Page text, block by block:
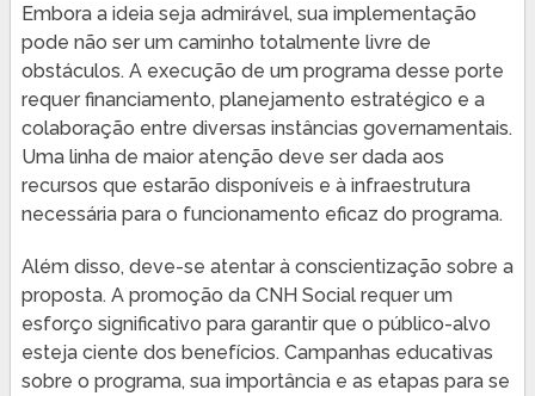
Embora a ideia seja admirável, sua implementação
pode não ser um caminho totalmente livre de
obstáculos. A execução de um programa desse porte
requer financiamento, planejamento estratégico e a
colaboração entre diversas instâncias governamentais.
Uma linha de maior atenção deve ser dada aos
recursos que estarão disponíveis e à infraestrutura
necessária para o funcionamento eficaz do programa.
Além disso, deve-se atentar à conscientização sobre a
proposta. A promoção da CNH Social requer um
esforço significativo para garantir que o público-alvo
esteja ciente dos benefícios. Campanhas educativas
sobre o programa, sua importância e as etapas para se